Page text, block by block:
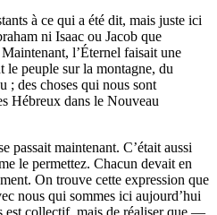
à ce qui a été dit, mais juste ici
ni Isaac ou Jacob que
l’Éternel faisait une
le peuple sur la montagne, du
des choses qui nous sont
Hébreux dans le Nouveau
passait maintenant. C’était aussi
le permettez. Chacun devait en
On trouve cette expression que
nous qui sommes ici aujourd’hui
est collectif, mais de réaliser que —